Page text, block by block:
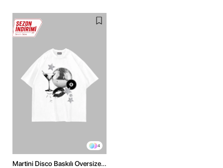
4
Martini Disco Baskılı Oversize